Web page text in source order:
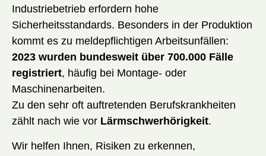
Industriebetrieb erfordern hohe
Sicherheitsstandards. Besonders in der Produktion
kommt es zu meldepflichtigen Arbeitsunfällen:
2023 wurden bundesweit über 700.000 Fälle
registriert, häufig bei Montage- oder
Maschinenarbeiten.
Zu den sehr oft auftretenden Berufskrankheiten
zählt nach wie vor Lärmschwerhörigkeit.
Wir helfen Ihnen, Risiken zu erkennen,